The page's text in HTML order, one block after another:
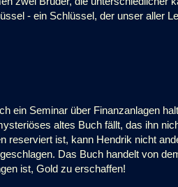
- ein Schlüssel, der unser aller
ein Seminar über Finanzanlagen
altes Buch fällt, das ihn
reserviert ist, kann Hendrik nicht
Das Buch handelt von
ist, Gold zu erschaffen!